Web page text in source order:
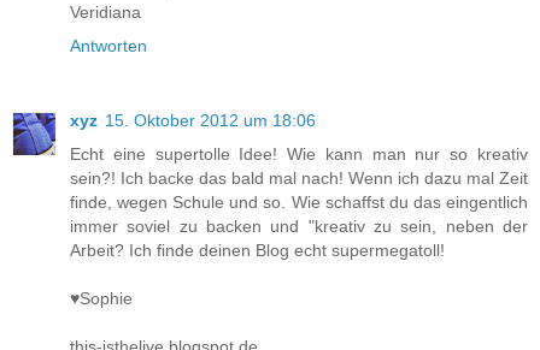
Veridiana
Antworten
xyz 15. Oktober 2012 um 18:06
Echt eine supertolle Idee! Wie kann man nur so kreativ
sein?! Ich backe das bald mal nach! Wenn ich dazu mal Zeit
finde, wegen Schule und so. Wie schaffst du das eingentlich
immer soviel zu backen und "kreativ zu sein, neben der
Arbeit? Ich finde deinen Blog echt supermegatoll!
♥Sophie